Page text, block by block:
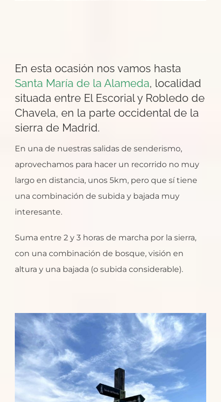
En esta ocasión nos vamos hasta
Santa María de la Alameda, localidad
situada entre El Escorial y Robledo de
Chavela, en la parte occidental de la
sierra de Madrid.
En una de nuestras salidas de senderismo,
aprovechamos para hacer un recorrido no muy
largo en distancia, unos 5km, pero que sí tiene
una combinación de subida y bajada muy
interesante.
Suma entre 2 y 3 horas de marcha por la sierra,
con una combinación de bosque, visión en
altura y una bajada (o subida considerable).